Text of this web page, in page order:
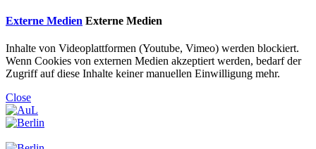
Externe Medien Externe Medien
Inhalte von Videoplattformen (Youtube, Vimeo) werden blockiert.
Wenn Cookies von externen Medien akzeptiert werden, bedarf der
Zugriff auf diese Inhalte keiner manuellen Einwilligung mehr.
Close